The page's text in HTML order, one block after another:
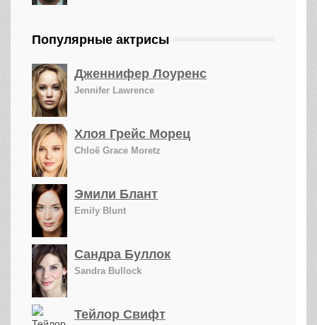
Популярные актрисы
Дженнифер Лоуренс
Jennifer Lawrence
Хлоя Грейс Морец
Chloë Grace Moretz
Эмили Блант
Emily Blunt
Сандра Буллок
Sandra Bullock
Тейлор Свифт